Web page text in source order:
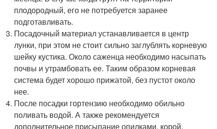
плодородный, его не потребуется заранее
подготавливать.
Посадочный материал устанавливается в центр
лунки, при этом не стоит сильно заглублять корневую
шейку кустика. Около саженца необходимо насыпать
почвы и утрамбовать ее. Таким образом корневая
система будет хорошо прижатой, без пустот около
нее.
После посадки гортензию необходимо обильно
поливать водой. А также рекомендуется
дополнительное присыпание опилками, корой,